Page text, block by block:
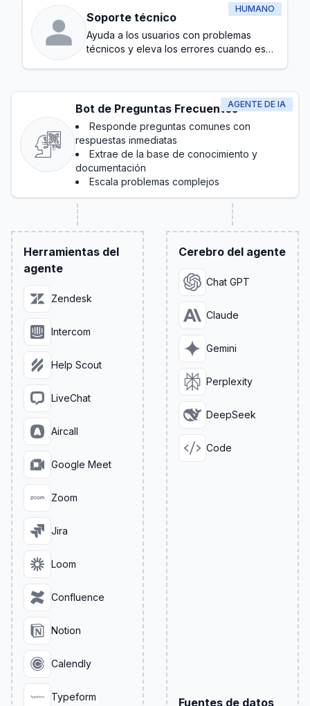
HUMANO
Soporte técnico
Ayuda a los usuarios con problemas
técnicos y eleva los errores cuando es
AGENTE DE IA
Bot de Preguntas Frecuentes
Responde preguntas comunes con
respuestas inmediatas
Extrae de la base de conocimiento y
documentación
Escala problemas complejos
Herramientas del
agente
Zendesk
Intercom
Help Scout
LiveChat
Aircall
Google Meet
Zoom
Jira
Loom
Confluence
Notion
Calendly
Typeform
Cerebro del agente
Chat GPT
Claude
Gemini
Perplexity
DeepSeek
Code
Fuentes de datos